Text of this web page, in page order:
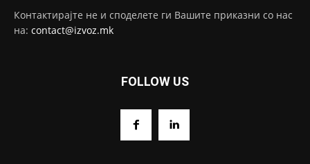
Контактирајте не и споделете ги Вашите приказни со нас
на: contact@izvoz.mk
FOLLOW US